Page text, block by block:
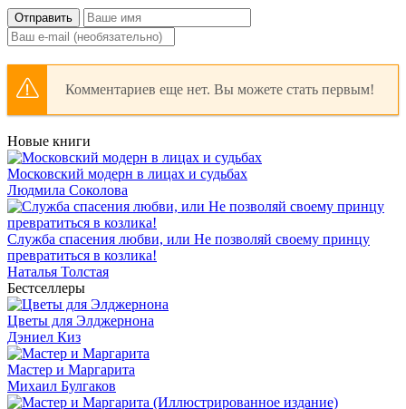
Отправить
Комментариев еще нет. Вы можете стать первым!
Новые книги
Московский модерн в лицах и судьбах
Людмила Соколова
Служба спасения любви, или Не позволяй своему принцу
превратиться в козлика!
Наталья Толстая
Бестселлеры
Цветы для Элджернона
Дэниел Киз
Мастер и Маргарита
Михаил Булгаков